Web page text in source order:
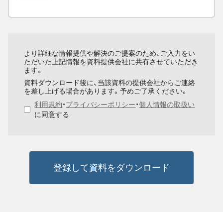
より詳細な情報提供や解決のご提案のため、ご入力をい
ただいた上記情報を資料提供会社に共有させていただき
ます。
資料ダウンロード後に、当該資料の提供会社からご連絡
を差し上げる場合があります。予めご了承ください。
利用規約・プライバシーポリシー・個人情報の取扱い
に同意する
登録して資料をダウンロード